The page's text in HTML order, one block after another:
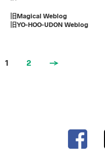
旧Magical Weblog
旧YO-HOO-UDON Weblog
1 2 →